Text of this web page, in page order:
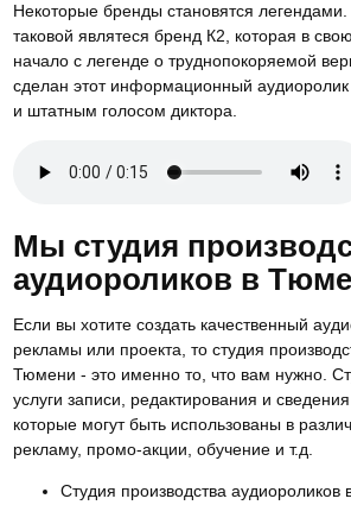
Некоторые бренды становятся
таковой являтеся бренд К2, которая в
начало с легенде о труднопокоряемой
сделан этот информационный
и штатным голосом диктора.
Мы студия
аудиороликов в
Если вы хотите создать качественный
рекламы или проекта, то студия
Тюмени - это именно то, что вам нужно.
услуги записи, редактирования и
которые могут быть использованы в
рекламу, промо-акции, обучение и т.д.
Студия производства